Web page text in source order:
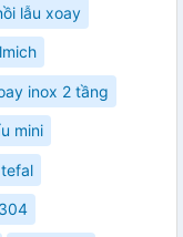
lẫu xoay
inox 2 tầng
mini